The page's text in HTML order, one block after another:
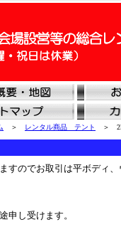
＞ レンタル商品 テント ＞
すのでお取引は平ボディ
申し受けます。